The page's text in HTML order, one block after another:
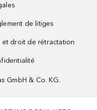
de litiges
droit de rétractation
GmbH & Co. KG.